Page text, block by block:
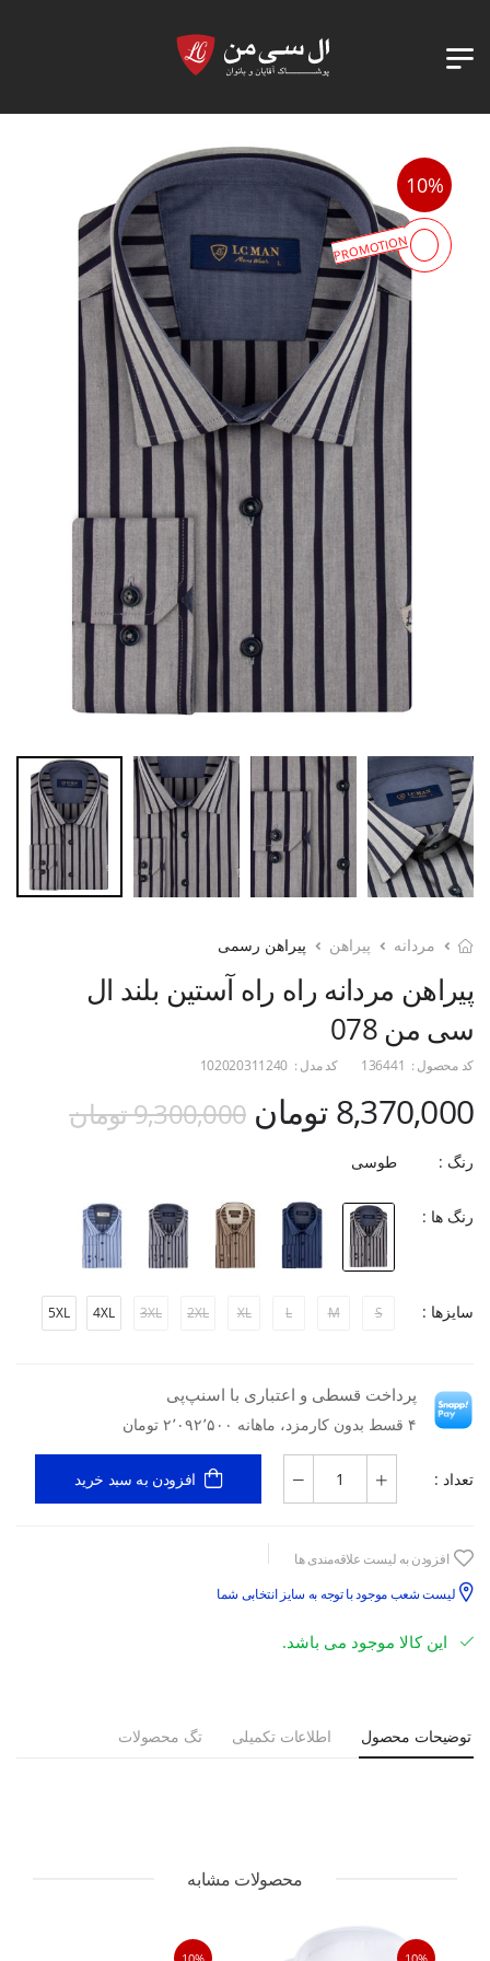
10%
PROMOTION
مردانه پیراهن پیراهن رسمی
پیراهن مردانه راه راه آستین بلند ال
سی من 078
کد محصول : 136441 کد مدل : 102020311240
8,370,000 تومان 9,300,000 تومان
رنگ : طوسی
رنگ ها :
سایزها : S
M
L
XL
2XL
3XL
4XL
5XL
پرداخت قسطی و اعتباری با اسنپ‌پی
۴ قسط بدون کارمزد، ماهانه ۲٬۰۹۲٬۵۰۰ تومان
تعداد : افزودن به سبد خرید
افزودن به لیست علاقه‌مندی ها
لیست شعب موجود با توجه به سایز انتخابی شما
این کالا موجود می باشد.
توضیحات محصول اطلاعات تکمیلی تگ محصولات
محصولات مشابه